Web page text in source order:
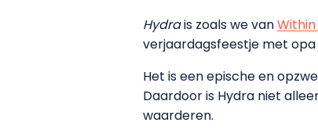
Hydrais zoals we van
verjaardagsfeestje met opa
Het is een epische en
Daardoor is Hydra niet
waarderen.